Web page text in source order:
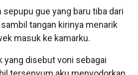
sepupu gue yang baru tiba dari
tangan kirinya menarik
masuk ke kamarku.
yang disebut voni sebagai